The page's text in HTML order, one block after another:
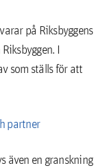
på Riksbyggens
I
som ställs för att
partner
även en granskning